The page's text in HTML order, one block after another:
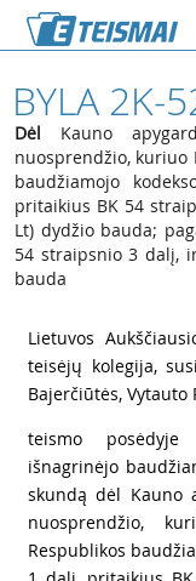
BYLA 2K-
Dėl Kauno
nuosprendžio, kuriuo
baudžiamojo
pritaikius BK 54
Lt) dydžio bauda;
54 straipsnio 3 dalį,
bauda
Lietuvos
teisėjų kolegija,
Bajerčiūtės, Vytauto
teismo
išnagrinėjo
skundą dėl Kauno
nuosprendžio,
Respublikos